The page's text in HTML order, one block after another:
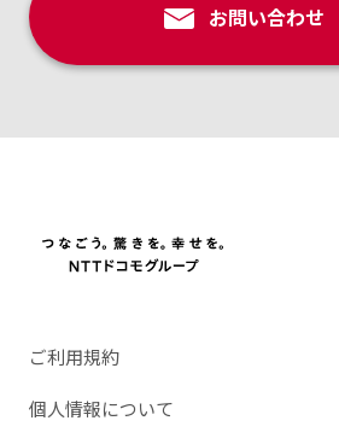
お問い合わせ
ご利用規約
個人情報について